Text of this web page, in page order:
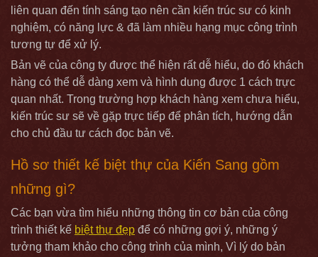
liên quan đến tính sáng tạo nên cần kiến trúc sư có kinh
nghiệm, có năng lực & đã làm nhiều hạng mục công trình
tương tự để xử lý.
Bản vẽ của công ty được thể hiện rất dễ hiểu, do đó khách
hàng có thể dễ dàng xem và hình dung được 1 cách trực
quan nhất. Trong trường hợp khách hàng xem chưa hiểu,
kiến trúc sư sẽ về gặp trực tiếp để phân tích, hướng dẫn
cho chủ đầu tư cách đọc bản vẽ.
Hồ sơ thiết kế biệt thự của Kiến Sang gồm
những gì?
Các bạn vừa tìm hiểu những thông tin cơ bản của công
trình thiết kế biệt thự đẹp để có những gợi ý, những ý
tưởng tham khảo cho công trình của mình, Vì lý do bản